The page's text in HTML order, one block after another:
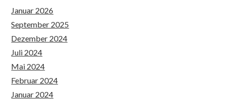
Januar 2026
September 2025
Dezember 2024
Juli 2024
Mai 2024
Februar 2024
Januar 2024